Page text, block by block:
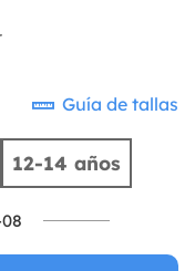
Guía de tallas
12-14 años